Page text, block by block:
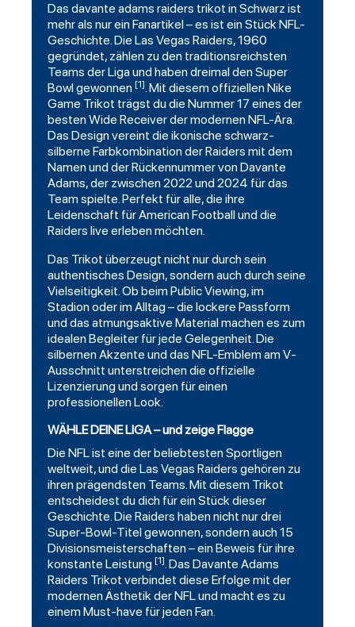
Das davante adams raiders trikot in Schwarz ist
mehr als nur ein Fanartikel – es ist ein Stück NFL-
Geschichte. Die Las Vegas Raiders, 1960
gegründet, zählen zu den traditionsreichsten
Teams der Liga und haben dreimal den Super
Bowl gewonnen [1]. Mit diesem offiziellen Nike
Game Trikot trägst du die Nummer 17 eines der
besten Wide Receiver der modernen NFL-Ära.
Das Design vereint die ikonische schwarz-
silberne Farbkombination der Raiders mit dem
Namen und der Rückennummer von Davante
Adams, der zwischen 2022 und 2024 für das
Team spielte. Perfekt für alle, die ihre
Leidenschaft für AmericanFootballund die
Raiders live erleben möchten.
Das Trikot überzeugt nicht nur durch sein
authentisches Design, sondern auch durch seine
Vielseitigkeit. Ob beim Public Viewing, im
Stadion oder im Alltag – die lockere Passform
und das atmungsaktive Material machen es zum
idealen Begleiter für jede Gelegenheit. Die
silbernen Akzente und das NFL-Emblem am V-
Ausschnitt unterstreichen die offizielle
Lizenzierung und sorgen für einen
professionellen Look.
WÄHLE DEINE LIGA – und zeige Flagge
Die NFL ist eine der beliebtesten Sportligen
weltweit, und die Las Vegas Raiders gehören zu
ihren prägendsten Teams. Mit diesem Trikot
entscheidest du dich für ein Stück dieser
Geschichte. Die Raiders haben nicht nur drei
Super-Bowl-Titel gewonnen, sondern auch 15
Divisionsmeisterschaften – ein Beweis für ihre
konstante Leistung [1]. Das Davante Adams
Raiders Trikot verbindet diese Erfolge mit der
modernen Ästhetik der NFL und macht es zu
einem Must-have für jeden Fan.